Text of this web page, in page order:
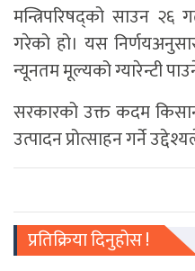
मन्त्रिपरिषद्को साउन
गरेको हो। यस
न्यूनतम मूल्यको ग्यारेन्टी
सरकारको उक्त कदम
उत्पादन प्रोत्साहन गर्ने
प्रतिक्रिया दिनुहोस !